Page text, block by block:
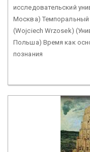
исследовательский
Москва)
(Wojciech Wrzosek)
Польша) Время как
познания